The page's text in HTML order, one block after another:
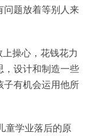
问题放着等别人来
操心，花钱花力
，设计和制造一些
子有机会运用他所
童学业落后的原